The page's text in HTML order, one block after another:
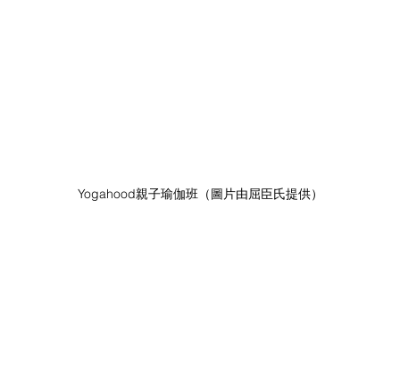
Yogahood親子瑜伽班（圖片由屈臣氏提供）